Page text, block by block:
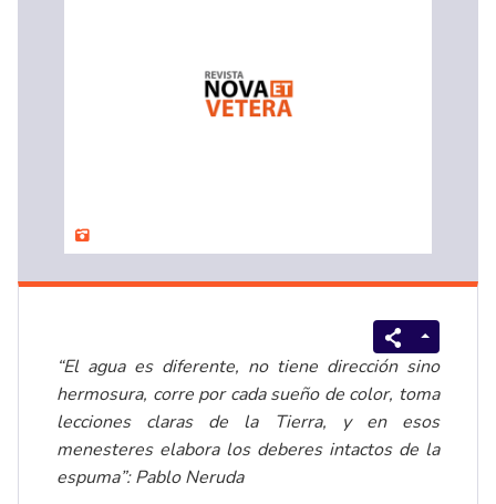
“El agua es diferente, no tiene dirección sino
hermosura, corre por cada sueño de color, toma
lecciones claras de la Tierra, y en esos
menesteres elabora los deberes intactos de la
espuma”: Pablo Neruda